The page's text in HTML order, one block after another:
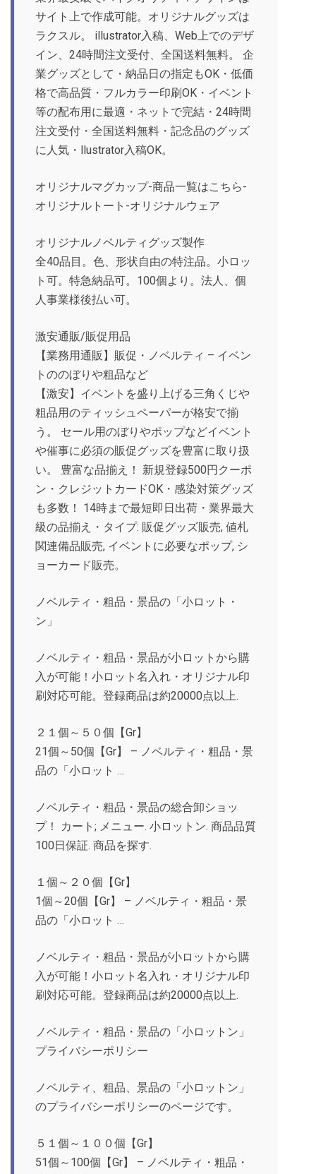
サイト上で作成可能。オリジナルグッズは
ラクスル。 illustrator入稿、Web上でのデザ
イン、24時間注文受付、全国送料無料。 企
業グッズとして・納品日の指定もOK・低価
格で高品質・フルカラー印刷OK・イベント
等の配布用に最適・ネットで完結・24時間
注文受付・全国送料無料・記念品のグッズ
に人気・llustrator入稿OK。
オリジナルマグカップ-商品一覧はこちら-
オリジナルトート-オリジナルウェア
オリジナルノベルティグッズ製作
全40品目。色、形状自由の特注品。小ロッ
ト可。特急納品可。100個より。法人、個
人事業様後払い可。
激安通販/販促用品
【業務用通販】販促・ノベルティ – イベン
トののぼりや粗品など
【激安】イベントを盛り上げる三角くじや
粗品用のティッシュペーパーが格安で揃
う。 セール用のぼりやポップなどイベント
や催事に必須の販促グッズを豊富に取り扱
い。 豊富な品揃え！ 新規登録500円クーポ
ン・クレジットカードOK・感染対策グッズ
も多数！ 14時まで最短即日出荷・業界最大
級の品揃え・タイプ: 販促グッズ販売, 値札
関連備品販売, イベントに必要なポップ, シ
ョーカード販売。
ノベルティ・粗品・景品の「小ロット・
ン」
ノベルティ・粗品・景品が小ロットから購
入が可能！小ロット名入れ・オリジナル印
刷対応可能。登録商品は約20000点以上.
２１個～５０個【Gr】
21個～50個【Gr】 – ノベルティ・粗品・景
品の「小ロット …
ノベルティ・粗品・景品の総合卸ショッ
プ！ カート; メニュー. 小ロットン. 商品品質
100日保証. 商品を探す.
１個～２０個【Gr】
1個～20個【Gr】 – ノベルティ・粗品・景
品の「小ロット …
ノベルティ・粗品・景品が小ロットから購
入が可能！小ロット名入れ・オリジナル印
刷対応可能。登録商品は約20000点以上.
ノベルティ・粗品・景品の「小ロットン」
プライバシーポリシー
ノベルティ、粗品、景品の「小ロットン」
のプライバシーポリシーのページです。
５１個～１００個【Gr】
51個～100個【Gr】 – ノベルティ・粗品・